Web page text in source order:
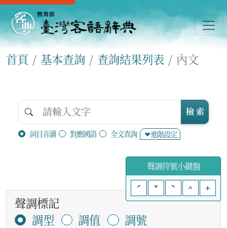
首頁 基本查詢 查詢結果列表 內文
詞目音讀 對應國語 全文查詢 進階設定
檢 索
聲調符號小鍵盤
ˊ
ˇ ˋ ^ +
聲調標記
調型
調值
調號